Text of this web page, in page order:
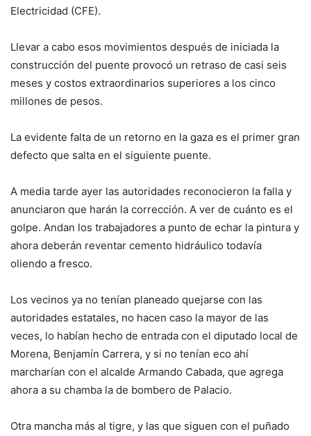
Electricidad (CFE).
Llevar a cabo esos movimientos después de iniciada la
construcción del puente provocó un retraso de casi seis
meses y costos extraordinarios superiores a los cinco
millones de pesos.
La evidente falta de un retorno en la gaza es el primer gran
defecto que salta en el siguiente puente.
A media tarde ayer las autoridades reconocieron la falla y
anunciaron que harán la corrección. A ver de cuánto es el
golpe. Andan los trabajadores a punto de echar la pintura y
ahora deberán reventar cemento hidráulico todavía
oliendo a fresco.
Los vecinos ya no tenían planeado quejarse con las
autoridades estatales, no hacen caso la mayor de las
veces, lo habían hecho de entrada con el diputado local de
Morena, Benjamín Carrera, y si no tenían eco ahí
marcharían con el alcalde Armando Cabada, que agrega
ahora a su chamba la de bombero de Palacio.
Otra mancha más al tigre, y las que siguen con el puñado